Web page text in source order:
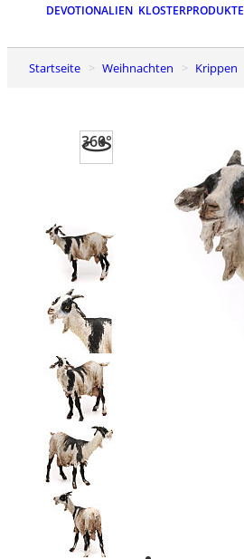
DEVOTIONALIEN KLOSTERPRODUKTE
Startseite Weihnachten Krippen
360°
Previous
slide
Next
slide